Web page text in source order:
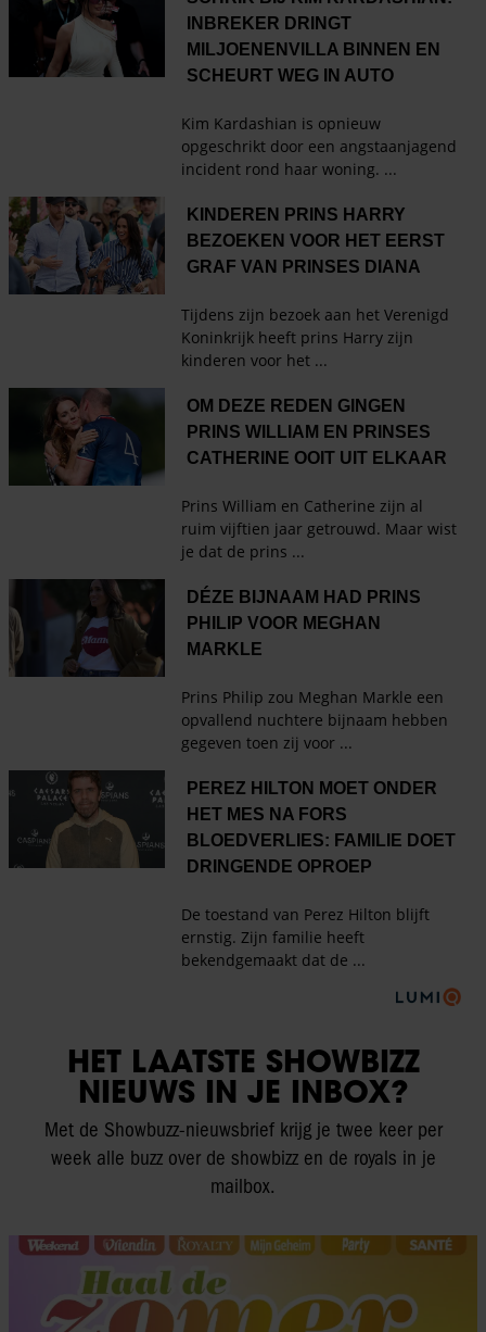
HET LAATSTE SHOWBIZZ
NIEUWS IN JE INBOX?
Met de Showbuzz-nieuwsbrief krijg je twee keer per
week alle buzz over de showbizz en de royals in je
mailbox.